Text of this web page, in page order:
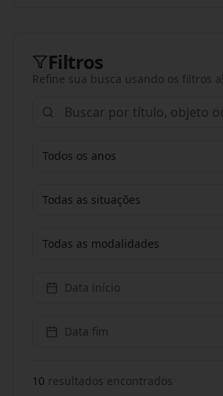
Filtros
Refine sua busca usando os filtros
Todos os anos
Todas as situações
Todas as modalidades
Data início
Data fim
10 resultados encontrados